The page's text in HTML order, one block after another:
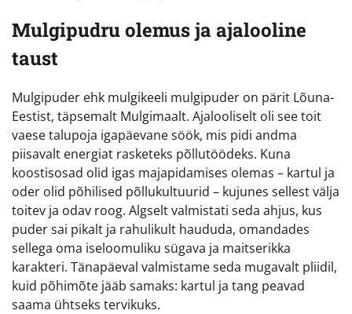
Mulgipudru olemus ja ajalooline
taust
Mulgipuder ehk mulgikeeli mulgipuder on pärit Lõuna-
Eestist, täpsemalt Mulgimaalt. Ajalooliselt oli see toit
vaese talupoja igapäevane söök, mis pidi andma
piisavalt energiat rasketeks põllutöödeks. Kuna
koostisosad olid igas majapidamises olemas – kartul ja
oder olid põhilised põllukultuurid – kujunes sellest välja
toitev ja odav roog. Algselt valmistati seda ahjus, kus
puder sai pikalt ja rahulikult haududa, omandades
sellega oma iseloomuliku sügava ja maitserikka
karakteri. Tänapäeval valmistame seda mugavalt pliidil,
kuid põhimõte jääb samaks: kartul ja tang peavad
saama ühtseks tervikuks.